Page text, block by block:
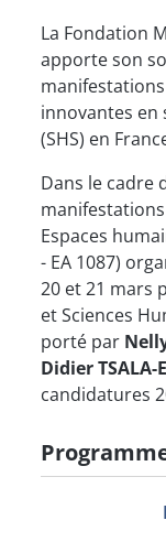
La Fondation
apporte son
innovantes en
(SHS) en
Dans le cadre
Espaces
- EA 1087)
20 et 21 mars
et Sciences
porté par
Didier TSALA-
candidatures